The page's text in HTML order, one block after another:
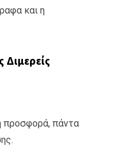
και η
Διμερείς
προσφορά, πάντα